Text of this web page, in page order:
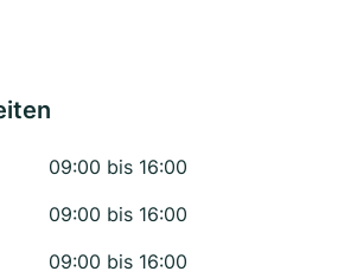
09:00 bis 16:00
09:00 bis 16:00
09:00 bis 16:00